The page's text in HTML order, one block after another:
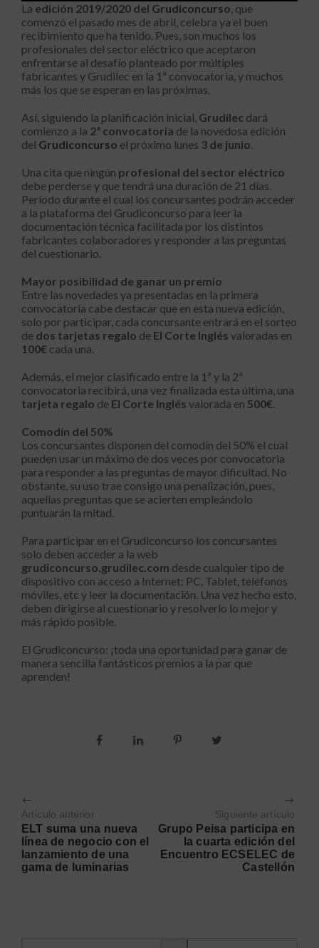
La edición 2019/2020 del Grudiconcurso , que
comenzó el pasado mes de abril, celebra ya el buen
recibimiento que ha tenido. Pues, son muchos los
profesionales del sector eléctrico que aceptaron
enfrentarse al desafío planteado por múltiples
fabricantes y Grudilec en la 1ª convocatoria, y muchos
más los que se esperan en las próximas.
Así, siguiendo la planificación inicial, Grudilec dará
comienzo a la 2ª convocatoria de la novedosa edición
del Grudiconcurso el próximo lunes 3 de junio
Una cita que ningún profesional del sector eléctrico
debe perderse y que tendrá una duración de 21 días.
Período durante el cual los concursantes podrán acceder
a la plataforma del Grudiconcurso para leer la
documentación técnica facilitada por los distintos
fabricantes colaboradores y responder a las preguntas
del cuestionario.
Mayor posibilidad de ganar un premio
Entre las novedades ya presentadas en la primera
convocatoria cabe destacar que en esta nueva edición,
solo por participar, cada concursante entrará en el sorteo
de dos tarjetas regalo de El Corte Inglés valoradas en
100€ cada una.
Además, el mejor clasificado entre la 1ª y la 2ª
convocatoria recibirá, una vez finalizada esta última, una
tarjeta regalo de El Corte Inglés valorada en 500€
Comodín del 50%
Los concursantes disponen del comodín del 50% el cual
pueden usar un máximo de dos veces por convocatoria
para responder a las preguntas de mayor dificultad. No
obstante, su uso trae consigo una penalización, pues,
aquellas preguntas que se acierten empleándolo
puntuarán la mitad.
Para participar en el Grudiconcurso los concursantes
solo deben acceder a la web
grudiconcurso.grudilec.com desde cualquier tipo de
dispositivo con acceso a Internet: PC, Tablet, teléfonos
móviles, etc y leer la documentación. Una vez hecho esto,
deben dirigirse al cuestionario y resolverlo lo mejor y
más rápido posible.
El Grudiconcurso: ¡toda una oportunidad para ganar de
manera sencilla fantásticos premios a la par que
aprenden!
Artículo anterior
ELT suma una nueva
línea de negocio con el
lanzamiento de una
gama de luminarias
Siguiente artículo
Grupo Peisa participa en
la cuarta edición del
Encuentro ECSELEC de
Castellón